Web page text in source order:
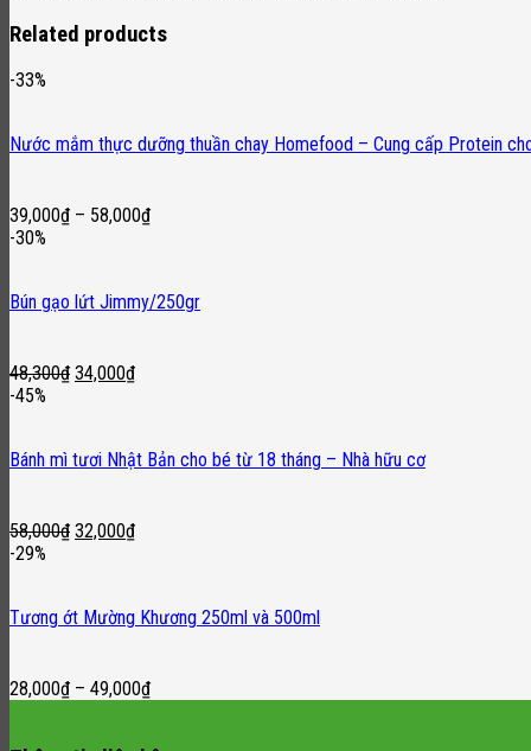
Related products
-33%
Nước mắm thực dưỡng thuần chay Homefood – Cung cấp Protein
39,000₫– 58,000₫
-30%
Bún gạo lứt Jimmy/250gr
48,300₫ Original
34,000₫Current
-45%
Bánh mì tươi Nhật Bản cho bé từ 18 tháng – Nhà hữu cơ
58,000₫ Original
32,000₫Current
-29%
Tương ớt Mường Khương 250ml và 500ml
28,000₫– 49,000₫